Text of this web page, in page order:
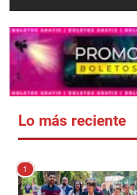
Lo más reciente
1